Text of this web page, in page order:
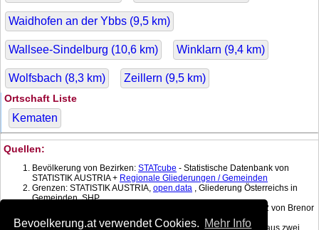
Bevoelkerung.at verwendet Cookies. Mehr Info
Waidhofen an der Ybbs (9,5 km)
Wallsee-Sindelburg (10,6 km) Winklarn (9,4 km)
Wolfsbach (8,3 km) Zeillern (9,5 km)
Ortschaft Liste
Kematen
Quellen:
Bevölkerung von Bezirken: STATcube - Statistische Datenbank von
STATISTIK AUSTRIA + Regionale Gliederungen / Gemeinden
Grenzen: STATISTIK AUSTRIA, open.data , Gliederung Österreichs in
Gemeinden, SHP
1.2 von Brenor
Brophy
Bevölkerung am Datum: Berechnet mit linearer Interpolation aus zwei